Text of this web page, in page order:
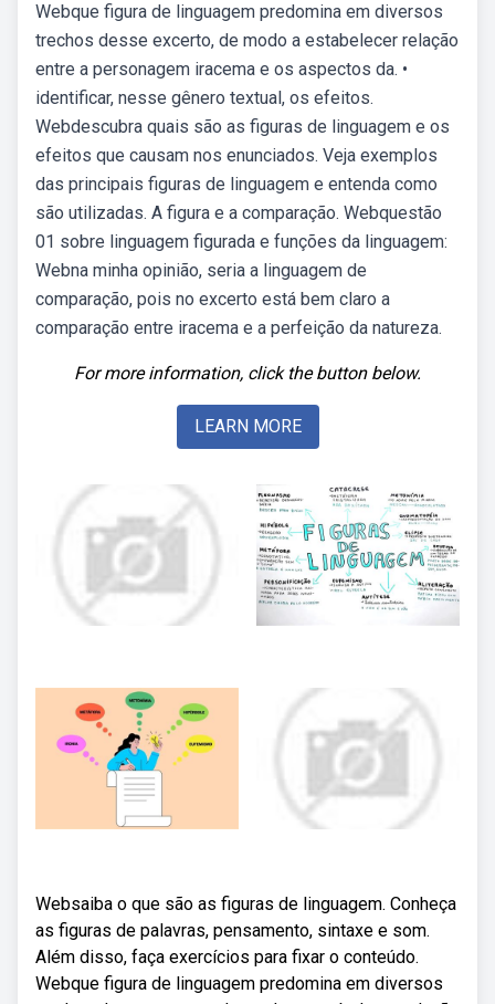
Webque figura de linguagem predomina em diversos
trechos desse excerto, de modo a estabelecer relação
entre a personagem iracema e os aspectos da. •
identificar, nesse gênero textual, os efeitos.
Webdescubra quais são as figuras de linguagem e os
efeitos que causam nos enunciados. Veja exemplos
das principais figuras de linguagem e entenda como
são utilizadas. A figura e a comparação. Webquestão
01 sobre linguagem figurada e funções da linguagem:
Webna minha opinião, seria a linguagem de
comparação, pois no excerto está bem claro a
comparação entre iracema e a perfeição da natureza.
For more information, click the button below.
LEARN MORE
Websaiba o que são as figuras de linguagem. Conheça
as figuras de palavras, pensamento, sintaxe e som.
Além disso, faça exercícios para fixar o conteúdo.
Webque figura de linguagem predomina em diversos